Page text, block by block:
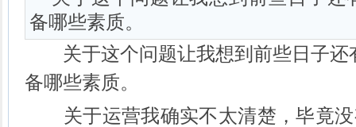
备哪些素质。
关于这个问题让我想到前些日子还
备哪些素质。
关于运营我确实不太清楚，毕竟没